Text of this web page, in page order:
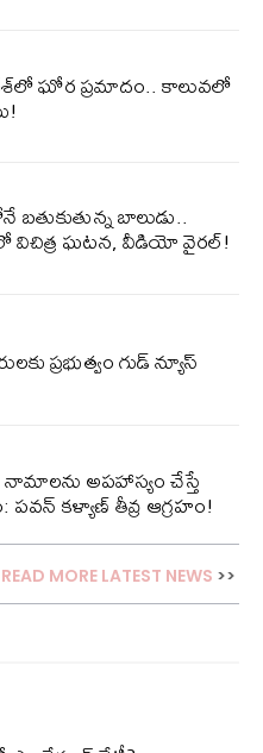
ఘోర ప్రమాదం.. కాలువలో
బతుకుతున్న బాలుడు..
విచిత్ర ఘటన, వీడియో వైరల్!
ప్రభుత్వం గుడ్ న్యూస్
నామాలను అపహాస్యం చేస్తే
కళ్యాణ్ తీవ్ర ఆగ్రహం!
READ MORE LATEST NEWS >>